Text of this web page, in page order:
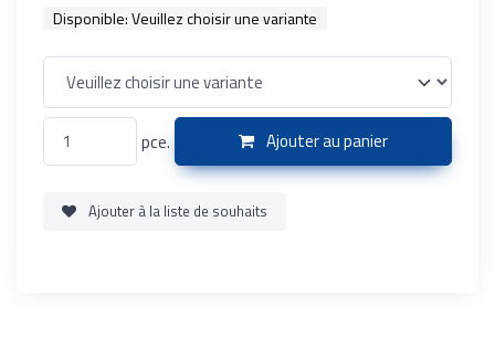
Disponible:Veuillez choisir une variante
pce. Ajouter au panier
Ajouter à la liste de souhaits